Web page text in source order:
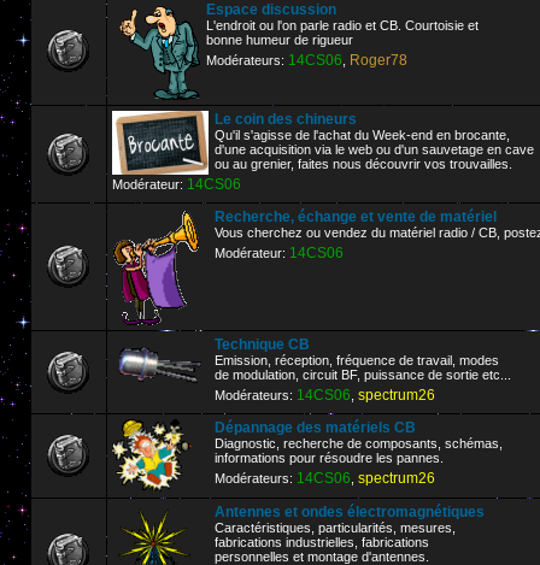
Espace discussion
L'endroit ou l'on parle radio et CB. Courtoisie et
bonne humeur de rigueur
Modérateurs: 14CS06 Roger78
Le coin des chineurs
Qu'il s'agisse de l'achat du Week-end en brocante,
d'une acquisition via le web ou d'un sauvetage en cave
ou au grenier, faites nous découvrir vos trouvailles.
Modérateur: 14CS06
Recherche, échange et vente de matériel
Vous cherchez ou vendez du matériel radio / CB,
Modérateur: 14CS06
Technique CB
Emission, réception, fréquence de travail, modes
de modulation, circuit BF, puissance de sortie etc...
Modérateurs: 14CS06 spectrum26
Dépannage des matériels CB
Diagnostic, recherche de composants, schémas,
informations pour résoudre les pannes.
Modérateurs: 14CS06 spectrum26
Antennes et ondes électromagnétiques
Caractéristiques, particularités, mesures,
fabrications industrielles, fabrications
personnelles et montage d'antennes.